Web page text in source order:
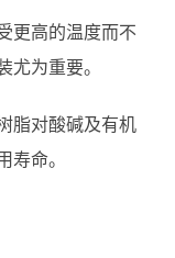
更高的温度而不
尤为重要。
脂对酸碱及有机
寿命。